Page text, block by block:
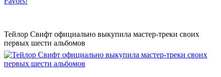
Тейлор Свифт официально выкупила мастер-треки своих
первых шести альбомов